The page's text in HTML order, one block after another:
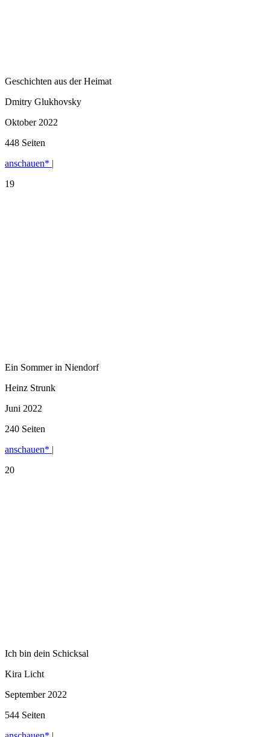
Geschichten aus der Heimat
Dmitry Glukhovsky
Oktober 2022
448 Seiten
anschauen* |
19
Ein Sommer in Niendorf
Heinz Strunk
Juni 2022
240 Seiten
anschauen* |
20
Ich bin dein Schicksal
Kira Licht
September 2022
544 Seiten